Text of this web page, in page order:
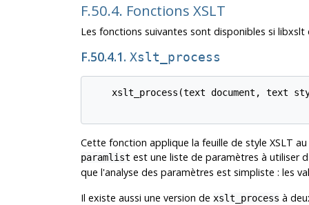
F.50.4. Fonctions XSLT
Les fonctions suivantes sont disponibles si libxslt
F.50.4.1. Xslt_process
xslt_process(text document, text
Cette fonction applique la feuille de style XSLT
paramlist est une liste de paramètres à utiliser
que l'analyse des paramètres est simpliste : les
Il existe aussi une version de xslt_process à